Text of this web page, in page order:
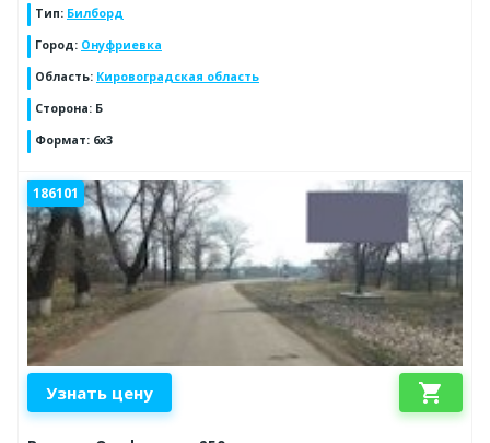
Тип: Билборд
Город: Онуфриевка
Область: Кировоградская область
Сторона: Б
Формат: 6х3
186101
Узнать цену shopping_cart